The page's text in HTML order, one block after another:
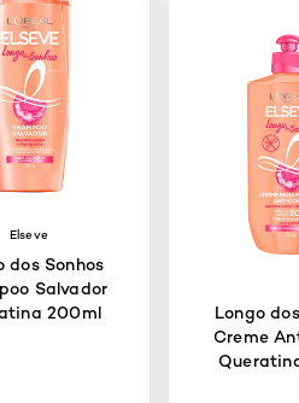
Elseve
dos Sonhos
Salvador
200ml
Longo
Creme